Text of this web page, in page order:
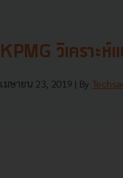
KPMG วิเคราะห์
เมษายน 23, 2019 | By